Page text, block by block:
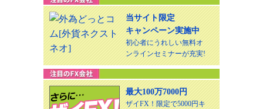
当サイト限定
キャンペーン実施中
初心者にうれしい無料オ
ンラインセミナーが充実!
最大100万7000円
ザイFX！限定で5000円キ